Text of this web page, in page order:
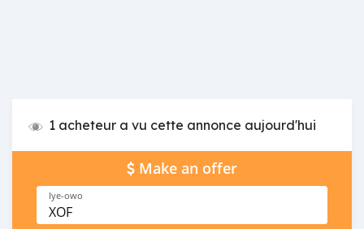
1 acheteur a vu cette annonce aujourd'hui
Make an offer
Iye-owo
XOF